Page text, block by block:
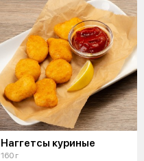
Наггетсы куриные
160 г